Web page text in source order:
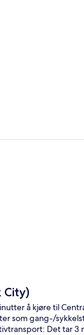
City)
å kjøre til
gang-/
Det tar 3